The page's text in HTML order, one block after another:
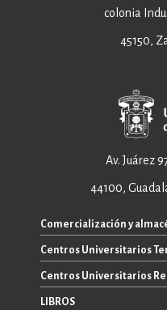
colonia
45150,
Av. Juárez
44100,
Comercialización y
+52 33 3640 6326
+52 33 3640 4595
Centros Universitarios
CUAAD
CUCEA
Centros Universitarios
CUALTOS
LIBROS